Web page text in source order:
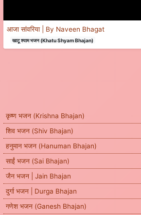
कृष्ण भजन (Krishna Bhajan)
शिव भजन (Shiv Bhajan)
हनुमान भजन (Hanuman Bhajan)
साईं भजन (Sai Bhajan)
जैन भजन | Jain Bhajan
दुर्गा भजन | Durga Bhajan
गणेश भजन (Ganesh Bhajan)
आजा सांवरिया | By Naveen Bhagat
खाटू श्याम भजन (Khatu Shyam Bhajan)